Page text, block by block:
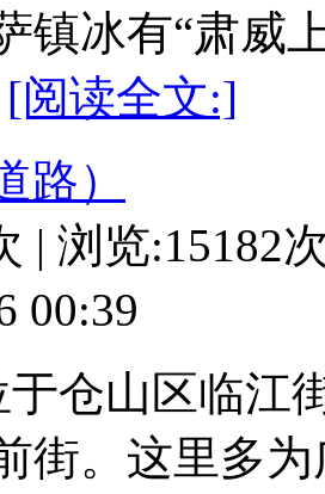
镇冰有“肃威
[阅读全文:]
路）
| 浏览:15182
00:39
仓山区临江
街。这里多